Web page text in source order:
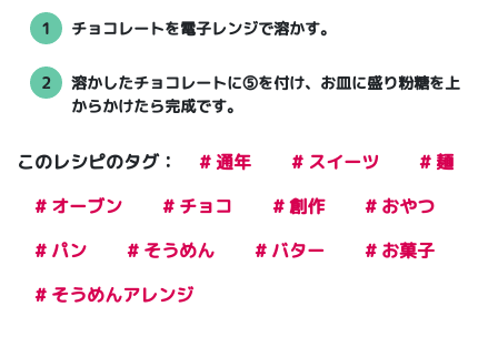
1 チョコレートを電子レンジで溶かす。
2
溶かしたチョコレートに⑤を付け、お皿に盛り粉糖を上
からかけたら完成です。
このレシピのタグ： # 通年 # スイーツ
# 麺
# オーブン
# チョコ # 創作
# おやつ
# パン
# そうめん # バター
# お菓子
# そうめんアレンジ